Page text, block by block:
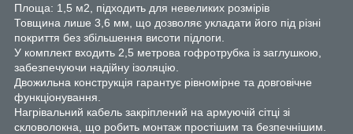
Площа: 1,5 м2, підходить для невеликих розмірів
Товщина лише 3,6 мм, що дозволяє укладати його під різні
покриття без збільшення висоти підлоги.
У комплект входить 2,5 метрова гофротрубка із заглушкою,
забезпечуючи надійну ізоляцію.
Двожильна конструкція гарантує рівномірне та довговічне
функціонування.
Нагрівальний кабель закріплений на армуючій сітці зі
скловолокна, що робить монтаж простішим та безпечнішим.